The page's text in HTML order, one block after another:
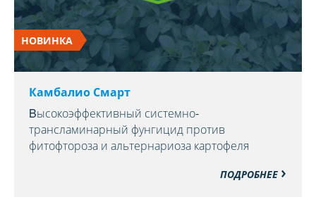
Камбалио Смарт
Bысокоэффективный системно-
трансламинарный фунгицид против
фитофтороза и альтернариоза картофеля
ПОДРОБНЕЕ
НОВИНКА